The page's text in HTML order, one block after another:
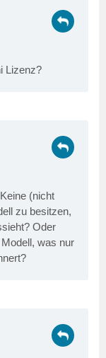
Lizenz?
(nicht
zu besitzen,
Oder
was nur